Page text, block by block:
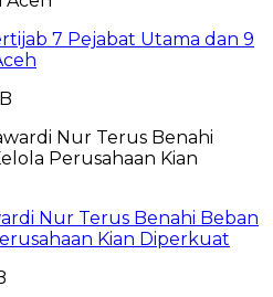
7 Pejabat Utama dan 9
Nur Terus Benahi Beban
Kian Diperkuat